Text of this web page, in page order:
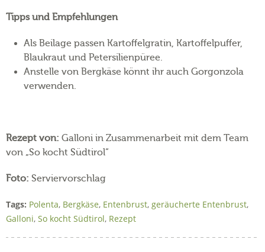
Tipps und Empfehlungen
Als Beilage passen Kartoffelgratin, Kartoffelpuffer,
Blaukraut und Petersilienpüree.
Anstelle von Bergkäse könnt ihr auch Gorgonzola
verwenden.
Rezept von: Galloni in Zusammenarbeit mit dem Team
von „So kocht Südtirol“
Foto: Serviervorschlag
Tags: Polenta, Bergkäse, Entenbrust, geräucherte Entenbrust,
Galloni, So kocht Südtirol, Rezept